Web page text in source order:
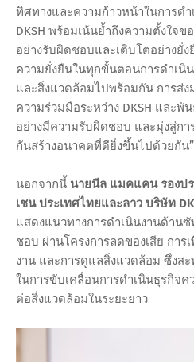
ทิศทางและความก้าวหน้าในการด
DKSH พร้อมเน้นย้ำถึงความตั้งใจข
อย่างรับผิดชอบและเติบโตอย่างยั่
ความยั่งยืนในทุกขั้นตอนการดำเนิ
และสิ่งแวดล้อมไปพร้อมกัน การส่ง
ความร่วมมือระหว่าง DKSH และพั
อย่างมีความรับผิดชอบ และมุ่งสู่กา
กันสร้างอนาคตที่ดียิ่งขึ้นไปด้วยกัน”
นอกจากนี้ นายนีล แมคแคน รองป
เชน ประเทศไทยและลาว บริษัท
แสดงแนวทางการดำเนินงานด้าน
ชอบ ผ่านโครงการลดของเสีย กา
งาน และการดูแลสิ่งแวดล้อม ซึ่งส
ในการขับเคลื่อนการดำเนินธุรกิจ
ต่อสิ่งแวดล้อมในระยะยาว